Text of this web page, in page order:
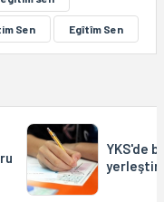
Sen Egîtîm Sen
YKS'de